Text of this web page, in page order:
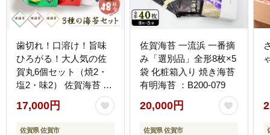
歯切れ！口溶け！旨味
ひろがる！大人気の佐
賀丸6個セット（焼2・
塩2・味2） 佐賀海苔 有
明海苔 焼き海苔 塩海苔
味付け海苔 有明海産 乾
物 まえうみ 人気 佐賀県
17,000円
佐賀県 佐賀市
佐賀海苔 一流浜 一番摘
み「選別品」全形8枚×5
袋 化粧箱入り 焼き海苔
有明海苔 ：B200-079
20,000円
佐賀県 佐賀市